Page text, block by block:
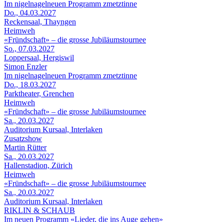
Im nigelnagelneuen Programm zmetztinne
Do., 04.03.2027
Reckensaal, Thayngen
Heimweh
«Fründschaft» – die grosse Jubiläumstournee
So., 07.03.2027
Loppersaal, Hergiswil
Simon Enzler
Im nigelnagelneuen Programm zmetztinne
Do., 18.03.2027
Parktheater, Grenchen
Heimweh
«Fründschaft» – die grosse Jubiläumstournee
Sa., 20.03.2027
Auditorium Kursaal, Interlaken
Zusatzshow
Martin Rütter
Sa., 20.03.2027
Hallenstadion, Zürich
Heimweh
«Fründschaft» – die grosse Jubiläumstournee
Sa., 20.03.2027
Auditorium Kursaal, Interlaken
RIKLIN & SCHAUB
Im neuen Programm «Lieder, die ins Auge gehen»